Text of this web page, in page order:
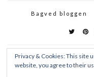
Bagved bloggen
Privacy & Cookies: This site
website, you agree to their